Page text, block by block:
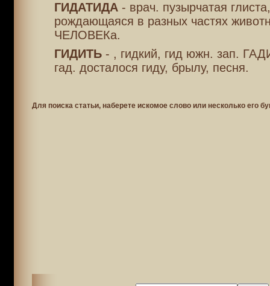
ГИДАТИДА- врач. пузырчатая глиста,
рождающаяся в разных частях
ЧЕЛОВЕКа.
ГИДИТЬ- , гидкий, гид южн. зап.
гад. досталося гиду, брылу, песня.
Для поиска статьи, наберете искомое слово или несколько его